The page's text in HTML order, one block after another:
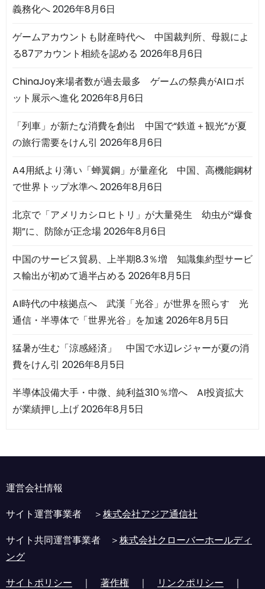
義務化へ2026年8月6日
ゲームアカウントも財産時代へ 中国裁判所、母親によ
る87アカウント相続を認める 2026年8月6日
ChinaJoy来場者数が過去最多 ゲームの祭典がAIロボ
ット展示へ進化2026年8月6日
「列車」が新たな消費を創出 中国で“鉄道＋観光”が夏
の旅行需要をけん引 2026年8月6日
A4用紙より薄い「蝉翼鋼」が量産化 中国、高機能鋼材
で世界トップ水準へ2026年8月6日
北京で「アメリカシロヒトリ」が大量発生 幼虫が“爆食
期”に、防除が正念場2026年8月6日
中国のサービス貿易、上半期8.3％増 知識集約型サービ
ス輸出が初めて過半占める 2026年8月5日
AI時代の中核拠点へ 武漢「光谷」が世界を照らす 光
通信・半導体で「世界光谷」を加速 2026年8月5日
猛暑が生む「涼感経済」 中国で水辺レジャーが夏の消
費をけん引 2026年8月5日
半導体設備大手・中微、純利益310％増へ AI投資拡大
が業績押し上げ2026年8月5日
運営会社情報
サイト運営事業者 ＞株式会社アジア通信社
サイト共同運営事業者 ＞株式会社クローバーホールディ
ング
サイトポリシー ｜ 著作権 ｜ リンクポリシー ｜